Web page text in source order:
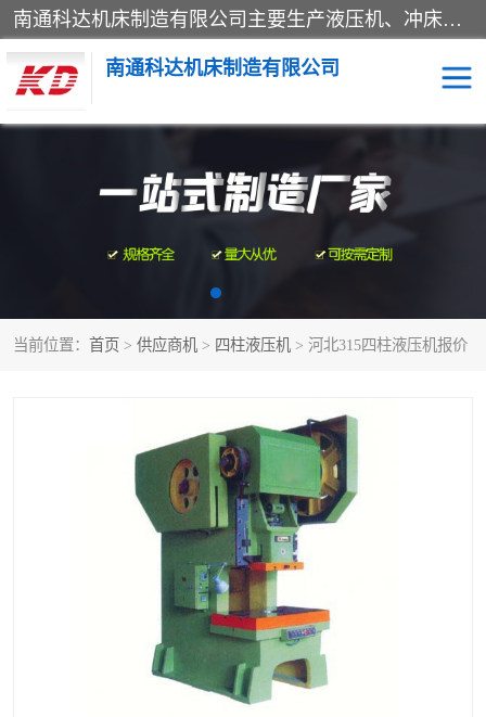
南通科达机床制造有限公司主要生产液压机、冲床、压力机等产品；本公司采用现代化企业的管理方法进行管理，立足于产品的质量管理，以优秀的品质、新颖的设计、合理的价格、完善的服务赢得广大客户的充分信赖和良好的口碑。领导层将运用科学管理方法及长期积累下来的经验和广泛领域吸取来新的技术不断调整产品结构，为市场提供精良的各类机械设备。企业将坚持与国内外各界朋友，真诚合作，共创辉煌。
南通科达机床制造有限公司
当前位置： 首页 > 供应商机 > 四柱液压机 > 河北315四柱液压机报价
四柱液压机 液压机
卷板机